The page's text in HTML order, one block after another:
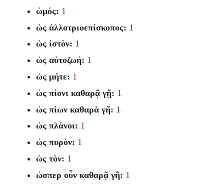
ὠμός: 1
ὡς ἀλλοτριοεπίσκοπος: 1
ὡς ἱστὸν: 1
ὡς αὐτοζωή: 1
ὡς μήτε: 1
ὡς πίονι καθαρᾷ γῇ: 1
ὡς πίων καθαρὰ γῆ: 1
ὡς πλάνοι: 1
ὡς πυρόν: 1
ὡς τὸν: 1
ὡσπερ οὖν καθαρᾷ γῆ: 1